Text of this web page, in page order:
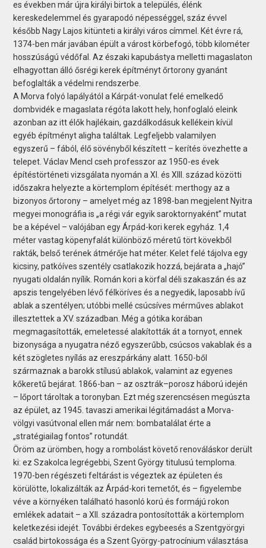
es években már újra királyi birtok a település, élénk
kereskedelemmel és gyarapodó népességgel, száz évvel
később Nagy Lajos kitünteti a királyi város címmel. Két évre rá,
1374-ben már javában épült a várost körbefogó, több kilométer
hosszúságú védőfal. Az északi kapubástya melletti magaslaton
elhagyottan álló ősrégi kerek építményt őrtorony gyanánt
befoglalták a védelmi rendszerbe.
A Morva folyó lapályától a Kárpát-vonulat felé emelkedő
dombvidék e magaslata régóta lakott hely, honfoglaló eleink
azonban az itt élők hajlékain, gazdálkodásuk kellékein kívül
egyéb építményt aligha találtak. Legfeljebb valamilyen
egyszerű – fából, élő sövényből készített – kerítés övezhette a
telepet. Václav Mencl cseh professzor az 1950-es évek
építéstörténeti vizsgálata nyomán a XI. és XIII. század közötti
időszakra helyezte a körtemplom építését: merthogy az a
bizonyos őrtorony – amelyet még az 1898-ban megjelent Nyitra
megyei monográfia is „a régi vár egyik saroktornyaként” mutat
be a képével – valójában egy Árpád-kori kerek egyház. 1,4
méter vastag köpenyfalát különböző méretű tört kövekből
rakták, belső terének átmérője hat méter. Kelet felé tájolva egy
kicsiny, patkóíves szentély csatlakozik hozzá, bejárata a „hajó”
nyugati oldalán nyílik. Román kori a körfal déli szakaszán és az
apszis tengelyében lévő félköríves és a negyedik, laposabb ívű
ablak a szentélyen; utóbbi mellé csúcsíves mérműves ablakot
illesztettek a XV. században. Még a gótika korában
megmagasították, emeletessé alakították át a tornyot, ennek
bizonysága a nyugatra néző egyszerűbb, csúcsos vakablak és a
két szögletes nyílás az ereszpárkány alatt. 1650-ből
származnak a barokk stílusú ablakok, valamint az egyenes
kőkeretű bejárat. 1866-ban – az osztrák–porosz háború idején
– lőport tároltak a toronyban. Ezt még szerencsésen megúszta
az épület, az 1945. tavaszi amerikai légitámadást a Morva-
völgyi vasútvonal ellen már nem: bombatalálat érte a
„stratégiailag fontos” rotundát.
Öröm az ürömben, hogy a rombolást követő renováláskor derült
ki: ez Szakolca legrégebbi, Szent György titulusú temploma.
1970-ben régészeti feltárást is végeztek az épületen és
körülötte, lokalizálták az Árpád-kori temetőt, és – figyelembe
véve a környéken található hasonló korú és formájú rokon
emlékek adatait – a XII. századra pontosították a körtemplom
keletkezési idejét. További érdekes egybeesés a Szentgyörgyi
család birtokossága és a Szent György-patrocínium választása